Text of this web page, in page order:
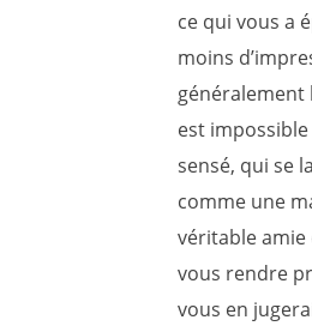
ce qui vous a
moins
généralement
est impossible
sensé, qui se
comme une
véritable amie
vous rendre
vous en